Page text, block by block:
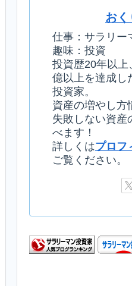
おく
仕事：サラリー
趣味：投資
投資歴20年以上
億以上を達成し
投資家。
資産の増やし方
失敗しない資産
べます！
詳しくはプロフ
ご覧ください。